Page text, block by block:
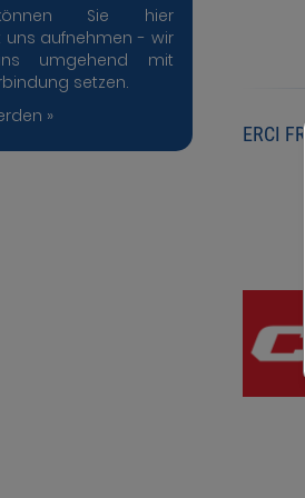
Sie hier
uns aufnehmen - wir
umgehend mit
setzen.
»
ERCI